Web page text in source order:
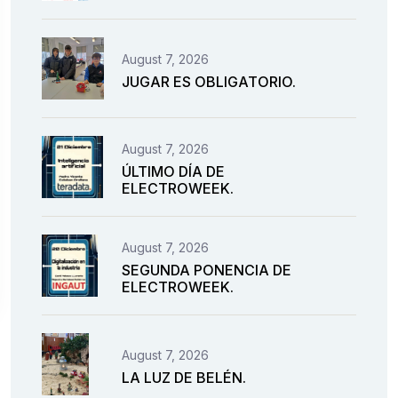
August 7, 2026
JUGAR ES OBLIGATORIO.
August 7, 2026
ÚLTIMO DÍA DE
ELECTROWEEK.
August 7, 2026
SEGUNDA PONENCIA DE
ELECTROWEEK.
August 7, 2026
LA LUZ DE BELÉN.